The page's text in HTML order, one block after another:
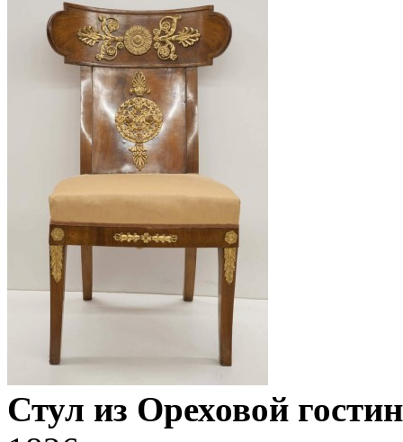
Стул из Ореховой